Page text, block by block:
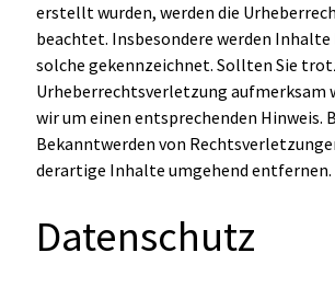
erstellt wurden, werden die
beachtet. Insbesondere werden
solche gekennzeichnet. Sollten Sie
Urheberrechtsverletzung aufmerksam
wir um einen entsprechenden Hinweis.
Bekanntwerden von
derartige Inhalte umgehend entfernen.
Datenschutz